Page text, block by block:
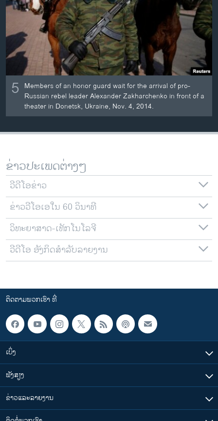
ທຸລະກິດ
ພາສາອັງກິດ
ວີດີໂອ
ລາຍງານ
ຕິດຕາມພວກເຮົາ ທີ່
ພາສາຕ່າງໆ
5 Members of an honor guard wait for the arrival of pro-
Russian rebel leader Alexander Zakharchenko in front of a
theater in Donetsk, Ukraine, Nov. 4, 2014.
ຂ່າວປະເພດຕ່າງໆ
ວີດີໂອຂ່າວ
ຂ່າວວີໂອເອໃນ 60 ວິນາທີ
ວິທະຍາສາດ-ເທັກໂນໂລຈີ
ວີດີໂອ ອັງກິດສຳລັບລາຍງານ
ຕິດຕາມພວກເຮົາ ທີ່
ເບິ່ງ
ຟັງສຽງ
ຂ່າວແລະລາຍງານ